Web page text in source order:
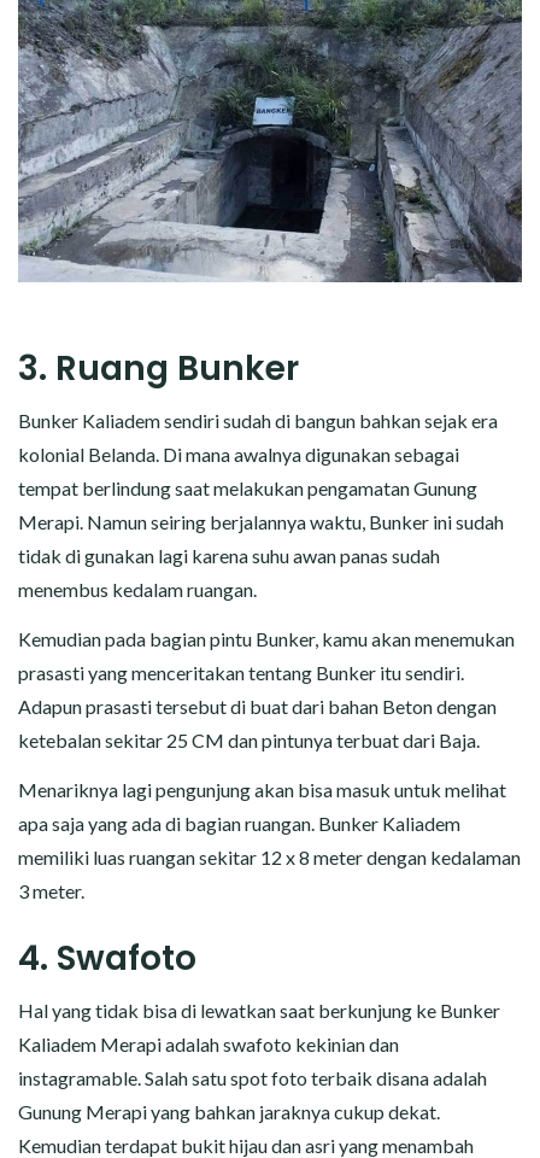
3. Ruang Bunker
Bunker Kaliadem sendiri sudah di bangun bahkan sejak era
kolonial Belanda. Di mana awalnya digunakan sebagai
tempat berlindung saat melakukan pengamatan Gunung
Merapi. Namun seiring berjalannya waktu, Bunker ini sudah
tidak di gunakan lagi karena suhu awan panas sudah
menembus kedalam ruangan.
Kemudian pada bagian pintu Bunker, kamu akan menemukan
prasasti yang menceritakan tentang Bunker itu sendiri.
Adapun prasasti tersebut di buat dari bahan Beton dengan
ketebalan sekitar 25 CM dan pintunya terbuat dari Baja.
Menariknya lagi pengunjung akan bisa masuk untuk melihat
apa saja yang ada di bagian ruangan. Bunker Kaliadem
memiliki luas ruangan sekitar 12 x 8 meter dengan kedalaman
3 meter.
4. Swafoto
Hal yang tidak bisa di lewatkan saat berkunjung ke Bunker
Kaliadem Merapi adalah swafoto kekinian dan
instagramable. Salah satu spot foto terbaik disana adalah
Gunung Merapi yang bahkan jaraknya cukup dekat.
Kemudian terdapat bukit hijau dan asri yang menambah